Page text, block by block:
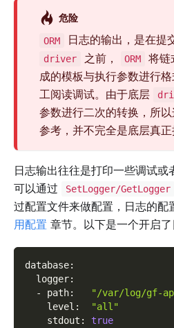
危险
ORM 日志的输出，是在提
driver 之前， ORM 将链
成的模板与执行参数进行
工阅读调试。由于底层
参数进行二次的转换，所
参考，并不完全是底层真
日志输出往往是打印一些调试或
可以通过
SetLogger/GetLogger
过配置文件来做配置，日志的配
用配置 章节。以下是一个开启
database:
logger:
-
path:
"/var/log/gf-
level :
"all"
stdout :
true